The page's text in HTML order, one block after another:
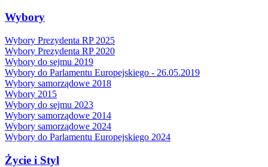
Wybory
Wybory Prezydenta RP 2025
Wybory Prezydenta RP 2020
Wybory do sejmu 2019
Wybory do Parlamentu Europejskiego - 26.05.2019
Wybory samorządowe 2018
Wybory 2015
Wybory do sejmu 2023
Wybory samorządowe 2014
Wybory samorządowe 2024
Wybory do Parlamentu Europejskiego 2024
Życie i Styl